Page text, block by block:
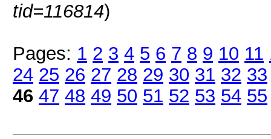
tid=116814)
Pages: 1 2 3 4 5 6 7 8 9 10 11
24 25 26 27 28 29 30 31 32 33
46 47 48 49 50 51 52 53 54 55